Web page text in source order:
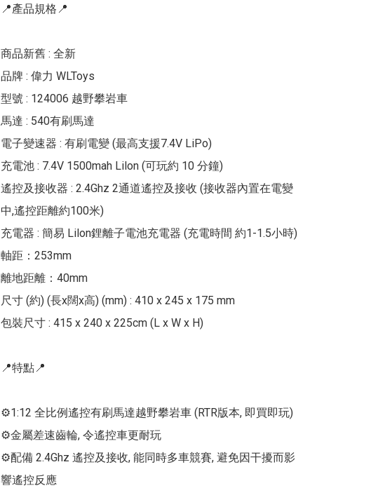
📍產品規格📍
商品新舊 : 全新
品牌 : 偉力 WLToys
型號 : 124006 越野攀岩車
馬達 : 540有刷馬達
電子變速器 : 有刷電變 (最高支援7.4V LiPo)
充電池 : 7.4V 1500mah Lilon (可玩約 10 分鐘)
遙控及接收器 : 2.4Ghz 2通道遙控及接收 (接收器內置在電變
中,遙控距離約100米)
充電器 : 簡易 Lilon鋰離子電池充電器 (充電時間 約1-1.5小時)
軸距：253mm
離地距離：40mm
尺寸 (約) (長x闊x高) (mm) : 410 x 245 x 175 mm
包裝尺寸 : 415 x 240 x 225cm (L x W x H)
📍特點📍
⚙1:12 全比例遙控有刷馬達越野攀岩車 (RTR版本, 即買即玩)
⚙金屬差速齒輪, 令遙控車更耐玩
⚙配備 2.4Ghz 遙控及接收, 能同時多車競賽, 避免因干擾而影
響遙控反應